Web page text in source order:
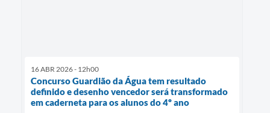
16 ABR 2026 - 12h00
Concurso Guardião da Água tem resultado
definido e desenho vencedor será transformado
em caderneta para os alunos do 4º ano